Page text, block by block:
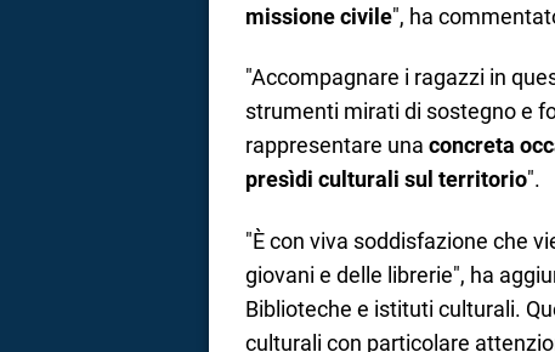
missione civile", ha
"Accompagnare i ragazzi in
strumenti mirati di sostegno e
rappresentare una concreta
presìdi culturali sul territorio".
"È con viva soddisfazione che
giovani e delle librerie", ha
Biblioteche e istituti culturali.
culturali con particolare